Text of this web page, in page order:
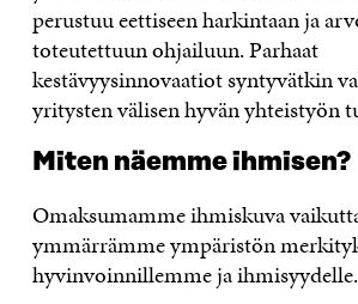
perustuu eettiseen harkintaan ja
toteutettuun ohjailuun. Parhaat
kestävyysinnovaatiot syntyvätkin
yritysten välisen hyvän yhteistyön
Miten näemme ihmisen?
Omaksumamme ihmiskuva
ymmärrämme ympäristön
hyvinvoinnillemme ja ihmisyydelle.